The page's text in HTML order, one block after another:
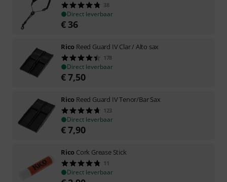
38
Direct leverbaar
€ 36
Rico Reed Guard IV Clar / Alto sax
178
Direct leverbaar
€7,50
Rico Reed Guard IV Tenor/Bar Sax
123
Direct leverbaar
€7,90
Rico Cork Grease Stick
11
Direct leverbaar